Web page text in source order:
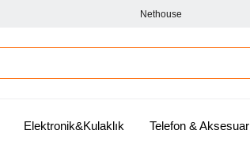
Nethouse
Elektronik&Kulaklık Telefon & Aksesuar